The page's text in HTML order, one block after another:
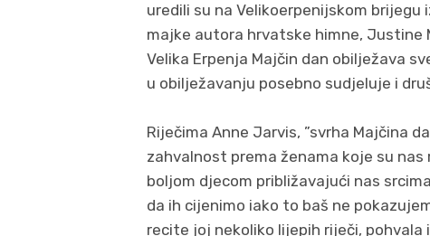
uredili su na Velikoerpenijskom
majke autora hrvatske himne, Justine
Velika Erpenja Majčin dan obilježava
u obilježavanju posebno sudjeluje i
Riječima Anne Jarvis, ”svrha Majčina
zahvalnost prema ženama koje su
boljom djecom približavajući nas
da ih cijenimo iako to baš ne
recite joj nekoliko lijepih riječi,